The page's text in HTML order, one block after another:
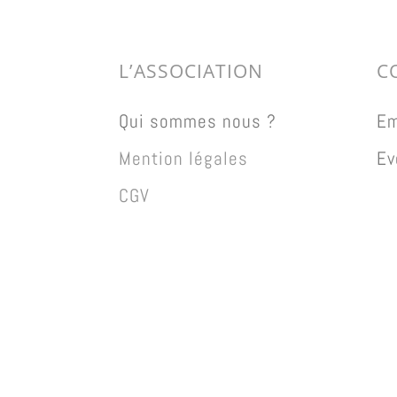
L’ASSOCIATION
Qui sommes nous ?
Mention légales
CGV